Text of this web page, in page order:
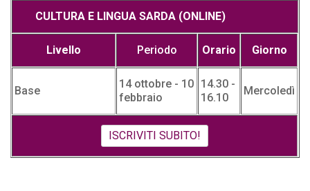
CULTURA E LINGUA SARDA (ONLINE)
Livello Periodo Orario Giorno
Base
14 ottobre - 10
febbraio
14.30 -
16.10
Mercoledì
ISCRIVITI SUBITO!